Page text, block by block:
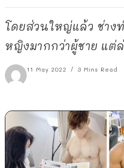
โดยส่วนใหญ่แล้ว ช่าง
หญิงมากกว่าผู้ชาย แต่
11 May 2022 3 Mins Read